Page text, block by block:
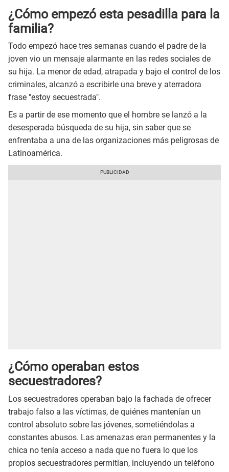
¿Cómo empezó esta pesadilla para la
familia?
Todo empezó hace tres semanas cuando el padre de la
joven vio un mensaje alarmante en las redes sociales de
su hija. La menor de edad, atrapada y bajo el control de los
criminales, alcanzó a escribirle una breve y aterradora
frase "estoy secuestrada".
Es a partir de ese momento que el hombre se lanzó a la
desesperada búsqueda de su hija, sin saber que se
enfrentaba a una de las organizaciones más peligrosas de
Latinoamérica.
¿Cómo operaban estos
secuestradores?
Los secuestradores operaban bajo la fachada de ofrecer
trabajo falso a las víctimas, de quiénes mantenían un
control absoluto sobre las jóvenes, sometiéndolas a
constantes abusos. Las amenazas eran permanentes y la
chica no tenía acceso a nada que no fuera lo que los
propios secuestradores permitían, incluyendo un teléfono